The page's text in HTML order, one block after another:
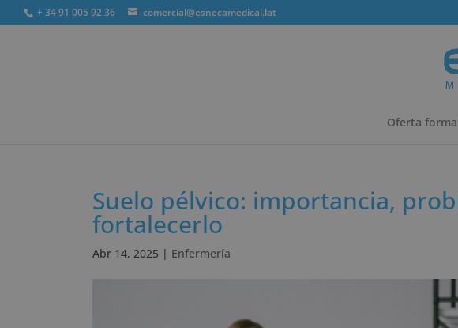
+ 34 91 005 92 36 comercial@esnecamedical.lat
Oferta
Búsqueda
Suelo pélvico: importancia,
fortalecerlo
Abr 14, 2025 | Enfermería